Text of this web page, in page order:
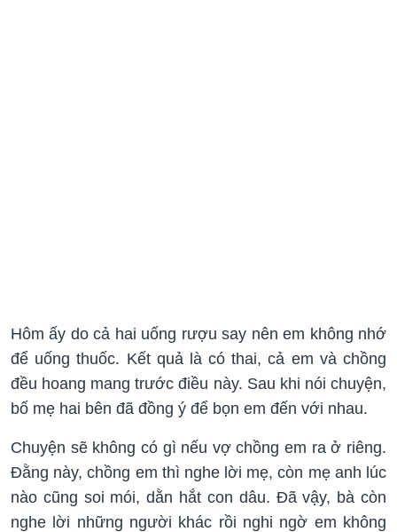
Hôm ấy do cả hai uống rượu say nên em không nhớ
để uống thuốc. Kết quả là có thai, cả em và chồng
đều hoang mang trước điều này. Sau khi nói chuyện,
bố mẹ hai bên đã đồng ý để bọn em đến với nhau.
Chuyện sẽ không có gì nếu vợ chồng em ra ở riêng.
Đằng này, chồng em thì nghe lời mẹ, còn mẹ anh lúc
nào cũng soi mói, dằn hắt con dâu. Đã vậy, bà còn
nghe lời những người khác rồi nghi ngờ em không